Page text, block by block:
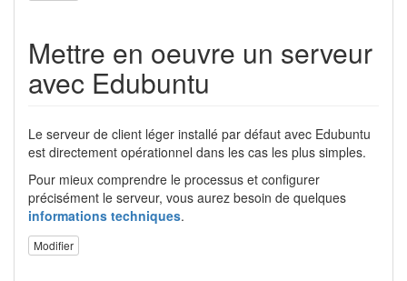
Mettre en oeuvre un serveur
avec Edubuntu
Le serveur de client léger installé par défaut avec Edubuntu
est directement opérationnel dans les cas les plus simples.
Pour mieux comprendre le processus et configurer
précisément le serveur, vous aurez besoin de quelques
informations techniques.
Modifier